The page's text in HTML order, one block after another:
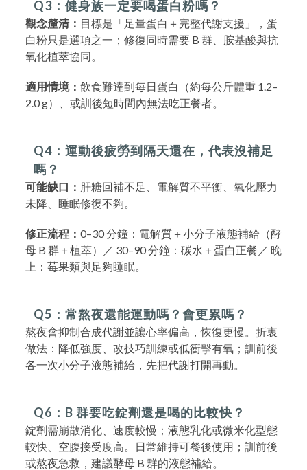
Q3：健身族一定要喝蛋白粉嗎？
觀念釐清： 目標是「足量蛋白＋完整代謝支援」，蛋
白粉只是選項之一；修復同時需要 B 群、胺基酸與抗
氧化植萃協同。
適用情境： 飲食難達到每日蛋白（約每公斤體重 1.2–
2.0 g）、或訓後短時間內無法吃正餐者。
Q4：運動後疲勞到隔天還在，代表沒補足
嗎？
可能缺口： 肝糖回補不足、電解質不平衡、氧化壓力
未降、睡眠修復不夠。
修正流程： 0–30 分鐘：電解質＋小分子液態補給（酵
母 B 群＋植萃）／ 30–90 分鐘：碳水＋蛋白正餐／ 晚
上：莓果類與足夠睡眠。
Q5：常熬夜還能運動嗎？會更累嗎？
熬夜會抑制合成代謝並讓心率偏高，恢復更慢。折衷
做法：降低強度、改技巧訓練或低衝擊有氧；訓前後
各一次小分子液態補給，先把代謝打開再動。
Q6：B 群要吃錠劑還是喝的比較快？
錠劑需崩散消化、速度較慢；液態乳化或微米化型態
較快、空腹接受度高。日常維持可餐後使用；訓前後
或熬夜急救，建議酵母 B 群的液態補給。